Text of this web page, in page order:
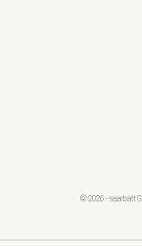
© 2026 - saarbatt